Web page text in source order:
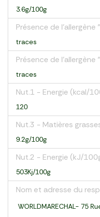
3.6g/100g
Présence de l'allergène
traces
Présence de l'allergène
traces
Nut.1 - Energie (kcal/
120
Nut.3 - Matières
9.2g/100g
Nut.2 - Energie (kJ/
503Kj/100g
Nom et adresse du
WORLDMARECHAL- 75